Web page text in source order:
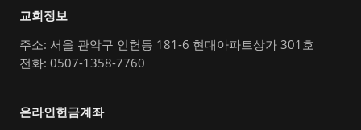
교회정보
주소: 서울 관악구 인헌동 181-6 현대아파트상가 301호
전화: 0507-1358-7760
온라인헌금계좌